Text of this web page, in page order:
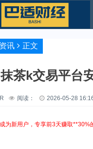
讯 正文
抹茶k交易平台
阅读： 2026-05-28
为新用户，专享前3天赚取**30%